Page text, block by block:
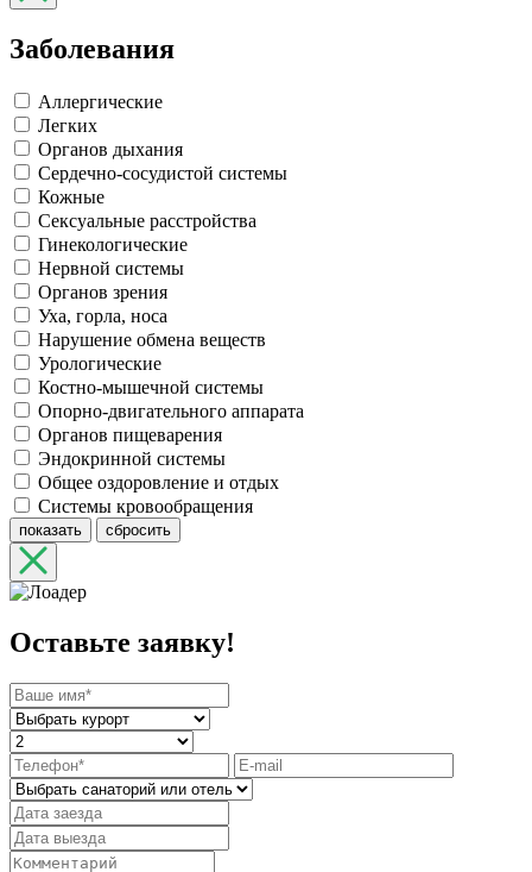
Заболевания
Аллергические
Легких
Органов дыхания
Сердечно-сосудистой системы
Кожные
Сексуальные расстройства
Гинекологические
Нервной системы
Органов зрения
Уха, горла, носа
Нарушение обмена веществ
Урологические
Костно-мышечной системы
Опорно-двигательного аппарата
Органов пищеварения
Эндокринной системы
Общее оздоровление и отдых
Системы кровообращения
показать сбросить
Оставьте заявку!